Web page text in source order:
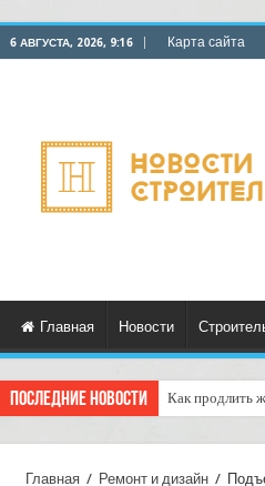
6 АВГУСТА, 2026, 9:16 Карта сайта
Главная Новости
Последние новости Как продлить
Горбыль как
Главная / Ремонт и дизайн /